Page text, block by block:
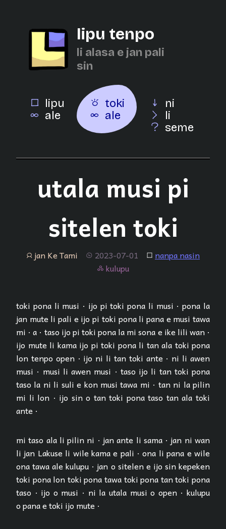
lipu tenpo
li alasa e jan pali
sin
lipu
ale
toki
ale
ni
li
seme
utala musi pi
sitelen toki
jan jan Ke Tami tenpo 2023-07-01 lipu nanpa nasin
kulupu kulupu
toki pona li musi · ijo pi toki pona li musi · pona la
jan mute li pali e ijo pi toki pona li pana e musi tawa
mi · a · taso ijo pi toki pona la mi sona e ike lili wan ·
ijo mute li kama ijo pi toki pona li tan ala toki pona
lon tenpo open · ijo ni li tan toki ante · ni li awen
musi · musi li awen musi · taso ijo li tan toki pona
taso la ni li suli e kon musi tawa mi · tan ni la pilin
mi li lon · ijo sin o tan toki pona taso tan ala toki
ante ·
mi taso ala li pilin ni · jan ante li sama · jan ni wan
li jan Lakuse li wile kama e pali · ona li pana e wile
ona tawa ale kulupu · jan o sitelen e ijo sin kepeken
toki pona lon toki pona tawa toki pona tan toki pona
taso · ijo o musi · ni la utala musi o open · kulupu
o pana e toki ijo mute ·